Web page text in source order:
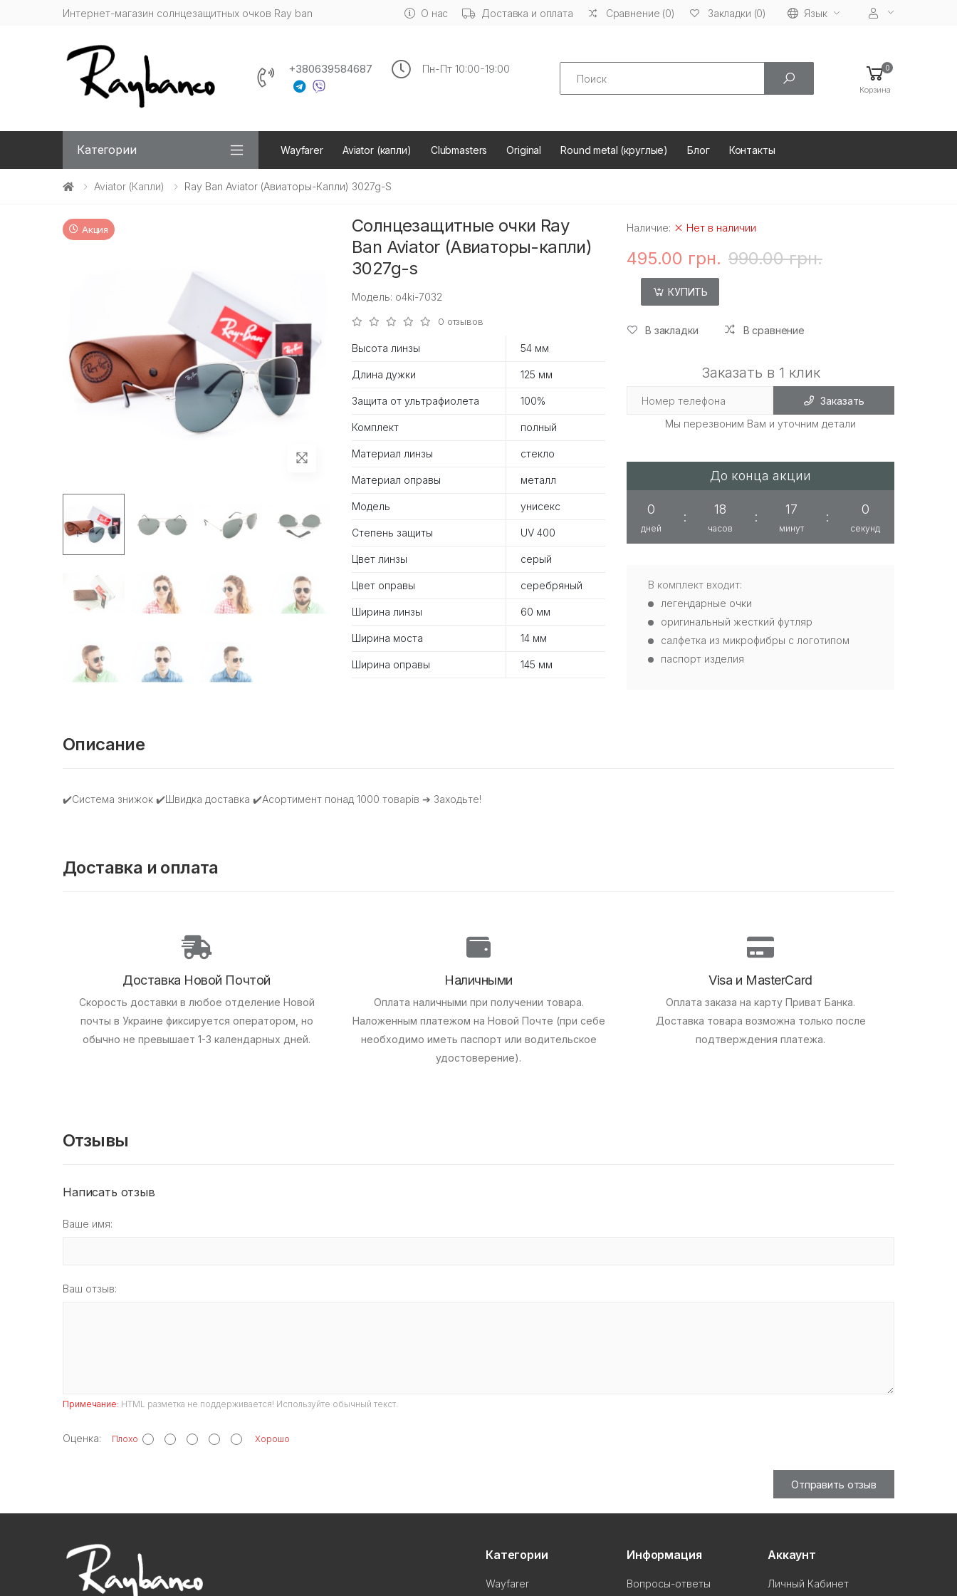
Интернет-магазин солнцезащитных очков Ray ban О нас Доставка и оплата Сравнение (0) Закладки (0) Язык
+380639584687 Пн-Пт 10:00-19:00 Search 0
Корзина
Категории Wayfarer Aviator (капли) Clubmasters Original Round metal (круглые) Блог Контакты
Aviator (капли) Ray Ban Aviator (Авиаторы-Капли) 3027g-S
Акция
Солнцезащитные очки Ray
Ban Aviator (Авиаторы-капли)
3027g-s
Модель: o4ki-7032
0 отзывов
Высота линзы 54 мм
Длина дужки 125 мм
Защита от ультрафиолета 100%
Комплект полный
Материал линзы стекло
Материал оправы металл
Модель унисекс
Степень защиты UV 400
Цвет линзы серый
Цвет оправы серебряный
Ширина линзы 60 мм
Ширина моста 14 мм
Ширина оправы 145 мм
Наличие: Нет в наличии
495.00 грн. 990.00 грн.
КУПИТЬ
В закладки В сравнение
Заказать в 1 клик
Заказать
Мы перезвоним Вам и уточним детали
До конца акции
0
дней
:
18
часов
:
17
минут
:
0
секунд
В комплект входит:
легендарные очки
оригинальный жесткий футляр
салфетка из микрофибры с логотипом
паспорт изделия
Описание
✔️Система знижок ✔️Швидка доставка ✔️Асортимент понад 1000 товарів ➔ Заходьте!
Доставка и оплата
Доставка Новой Почтой
Скорость доставки в любое отделение Новой
почты в Украине фиксируется оператором, но
обычно не превышает 1-3 календарных дней.
Наличными
Оплата наличными при получении товара.
Наложенным платежом на Новой Почте (при себе
необходимо иметь паспорт или водительское
удостоверение).
Visa и MasterCard
Оплата заказа на карту Приват Банка.
Доставка товара возможна только после
подтверждения платежа.
Отзывы
Написать отзыв
Ваше имя:
Ваш отзыв:
Примечание: HTML разметка не поддерживается! Используйте обычный текст.
Оценка: Плохо Хорошо
Отправить отзыв
Категории
Wayfarer
Информация
Вопросы-ответы
Аккаунт
Личный Кабинет